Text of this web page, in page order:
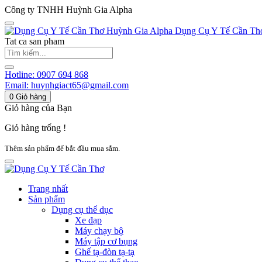
Công ty TNHH Huỳnh Gia Alpha
Huỳnh Gia Alpha Dụng Cụ Y Tế Cần
Tat ca san pham
Hotline: 0907 694 868
Email: huynhgiact65@gmail.com
0 Giỏ hàng
Giỏ hàng của Bạn
Giỏ hàng trống !
Thêm sản phẩm để bắt đầu mua sắm.
Trang nhất
Sản phẩm
Dụng cụ thể dục
Xe đạp
Máy chạy bộ
Máy tập cơ bụng
Ghế tạ-đòn tạ-tạ